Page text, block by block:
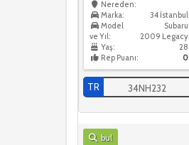
Nereden:
34 İstanbul
Marka:
Subaru
Model
ve Yıl:
2009 Legacy
Yaş:
28
Rep Puanı:
0
TR 34NH232
bul